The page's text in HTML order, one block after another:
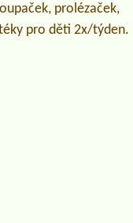
prolézaček,
pro děti 2x/týden.